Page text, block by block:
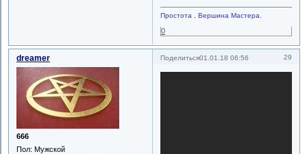
Простота , Вершина Мастера.
0
Поделиться 29
01.01.18 06:56
dreamer
666
Пол: Мужской